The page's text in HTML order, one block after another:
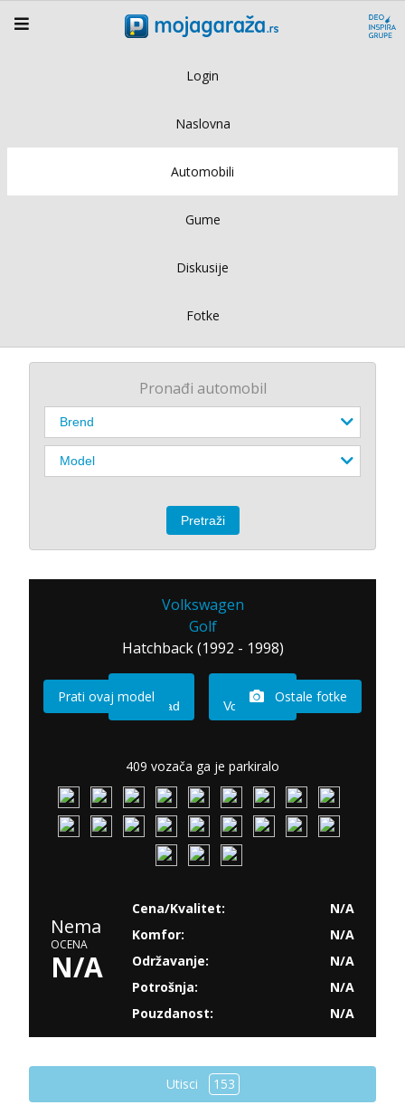
Login
Naslovna
Automobili
Gume
Diskusije
Fotke
Pronađi automobil
Volkswagen
Golf
Hatchback (1992 - 1998)
Imam sad Vozio sam
Prati ovaj model Ostale fotke
409 vozača ga je parkiralo
Nema
OCENA
N/A
Cena/Kvalitet:
N/A
Komfor:
N/A
Održavanje:
N/A
Potrošnja:
N/A
Pouzdanost:
N/A
Utisci 153